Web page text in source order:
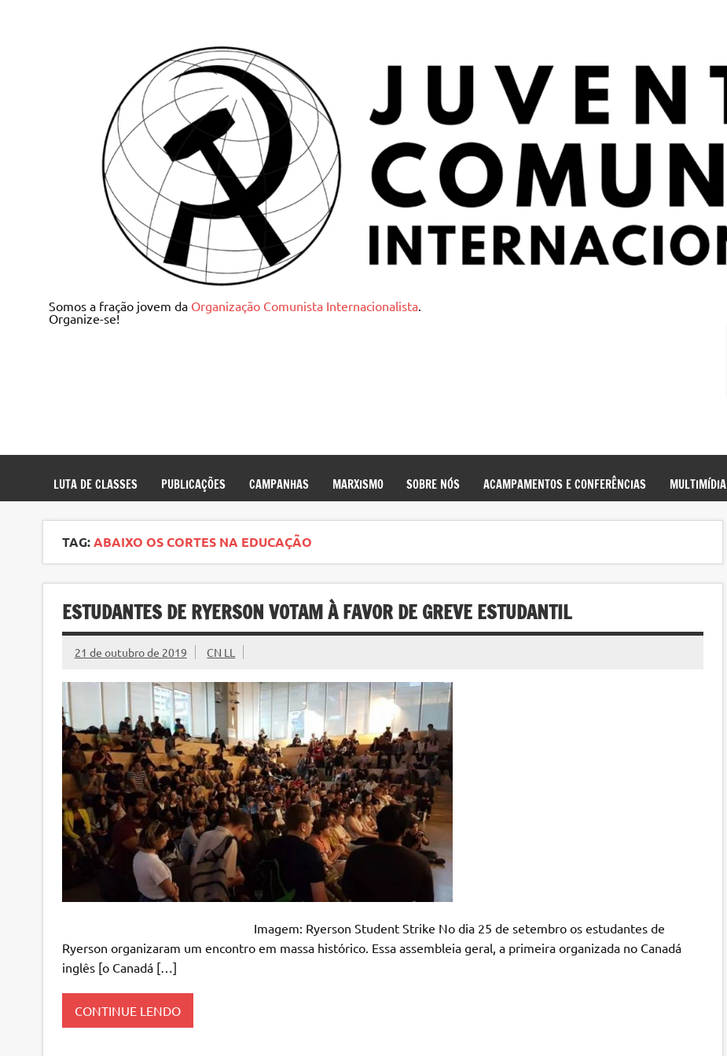
Juventude Comunista Internacionalista
Somos a fração jovem da Organização Comunista Internacionalista.
Organize-se!
LUTA DE CLASSES PUBLICAÇÕES CAMPANHAS MARXISMO SOBRE NÓS ACAMPAMENTOS E CONFERÊNCIAS MULTIMÍDIA
TAG:ABAIXO OS CORTES NA EDUCAÇÃO
ESTUDANTES DE RYERSON VOTAM À FAVOR DE GREVE ESTUDANTIL
21 de outubro de 2019 CN LL
Imagem: Ryerson Student Strike No dia 25 de setembro os estudantes de
Ryerson organizaram um encontro em massa histórico. Essa assembleia geral, a primeira organizada no Canadá
inglês [o Canadá […]
CONTINUE LENDO